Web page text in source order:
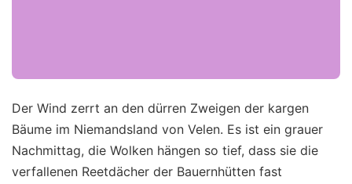
Der Wind zerrt an den dürren Zweigen der kargen
Bäume im Niemandsland von Velen. Es ist ein grauer
Nachmittag, die Wolken hängen so tief, dass sie die
verfallenen Reetdächer der Bauernhütten fast